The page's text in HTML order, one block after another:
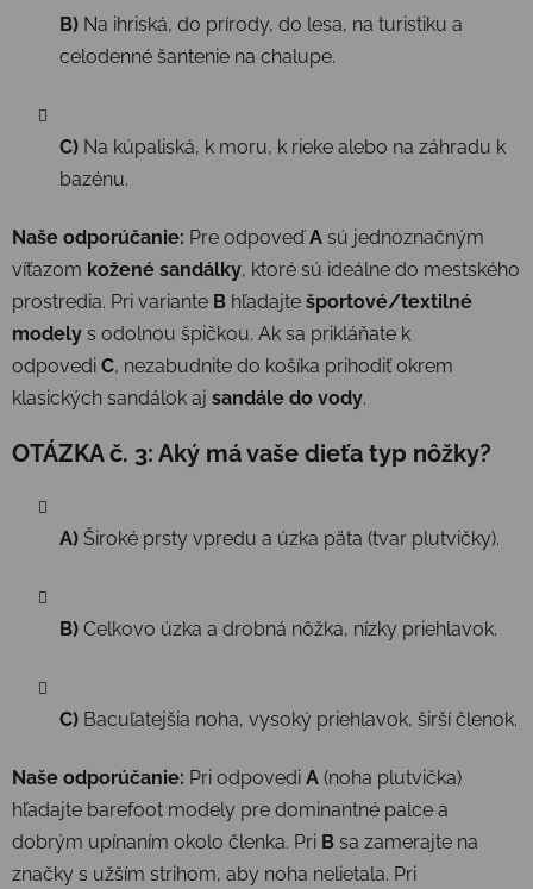
B) Na ihriská, do prírody, do lesa, na turistiku a
celodenné šantenie na chalupe.
C) Na kúpaliská, k moru, k rieke alebo na záhradu k
bazénu.
Naše odporúčanie: Pre odpoveďA sú jednoznačným
víťazom kožené sandálky, ktoré sú ideálne do mestského
prostredia. Pri variante B hľadajte športové/textilné
modely s odolnou špičkou. Ak sa prikláňate k
odpovedi C, nezabudnite do košíka prihodiť okrem
klasických sandálok aj sandále do vody.
OTÁZKA č. 3: Aký má vaše dieťa typ nôžky?
A) Široké prsty vpredu a úzka päta (tvar plutvičky).
B) Celkovo úzka a drobná nôžka, nízky priehlavok.
C) Bacuľatejšia noha, vysoký priehlavok, širší členok.
Naše odporúčanie: Pri odpovedi A (noha plutvička)
hľadajte barefoot modely pre dominantné palce a
dobrým upínaním okolo členka. Pri B sa zamerajte na
značky s užším strihom, aby noha nelietala. Pri